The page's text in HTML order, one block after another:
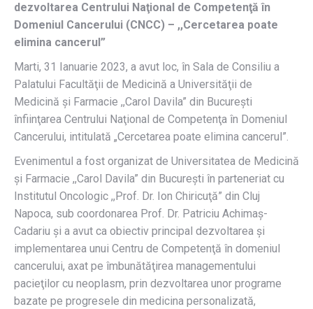
dezvoltarea Centrului Naţional de Competenţă în
Domeniul Cancerului (CNCC) – ,,Cercetarea poate
elimina cancerul”
Marti, 31 Ianuarie 2023, a avut loc, în Sala de Consiliu a
Palatului Facultăţii de Medicină a Universităţii de
Medicină şi Farmacie ,,Carol Davila” din Bucureşti
înfiinţarea Centrului Naţional de Competenţa în Domeniul
Cancerului, intitulată „Cercetarea poate elimina cancerul”.
Evenimentul a fost organizat de Universitatea de Medicină
şi Farmacie ,,Carol Davila” din Bucureşti în parteneriat cu
Institutul Oncologic ,,Prof. Dr. Ion Chiricuţă” din Cluj
Napoca, sub coordonarea Prof. Dr. Patriciu Achimaş-
Cadariu şi a avut ca obiectiv principal dezvoltarea şi
implementarea unui Centru de Competenţă în domeniul
cancerului, axat pe îmbunătăţirea managementului
pacieţilor cu neoplasm, prin dezvoltarea unor programe
bazate pe progresele din medicina personalizată,